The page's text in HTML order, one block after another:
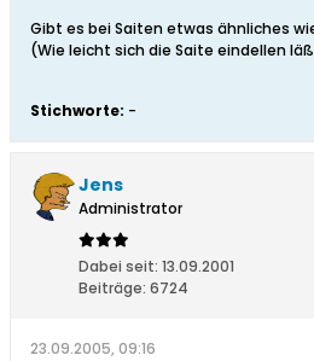
Gibt es bei Saiten etwas ähnliches
(Wie leicht sich die Saite eindellen
Stichworte: -
Jens
Administrator
Dabei seit: 13.09.2001
Beiträge: 6724
23.09.2005, 09:16